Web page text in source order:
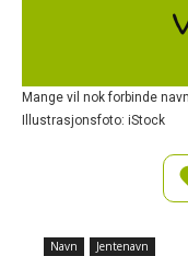
Mange vil nok forbinde
Illustrasjonsfoto: iStock
Navn Jentenavn